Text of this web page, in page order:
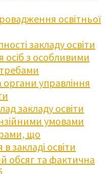
освітньої
закладу освіти
осіб з особливими
органи управління
закладу освіти
умовами
що
закладі освіти
обсяг та фактична